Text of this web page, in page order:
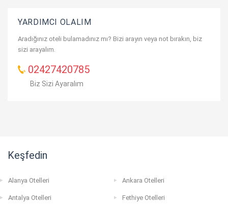
YARDIMCI OLALIM
Aradığınız oteli bulamadınız mı? Bizi arayın veya not bırakın, biz
sizi arayalım.
02427420785
Biz Sizi Ayaralım
Keşfedin
Alanya Otelleri Ankara Otelleri
Antalya Otelleri Fethiye Otelleri